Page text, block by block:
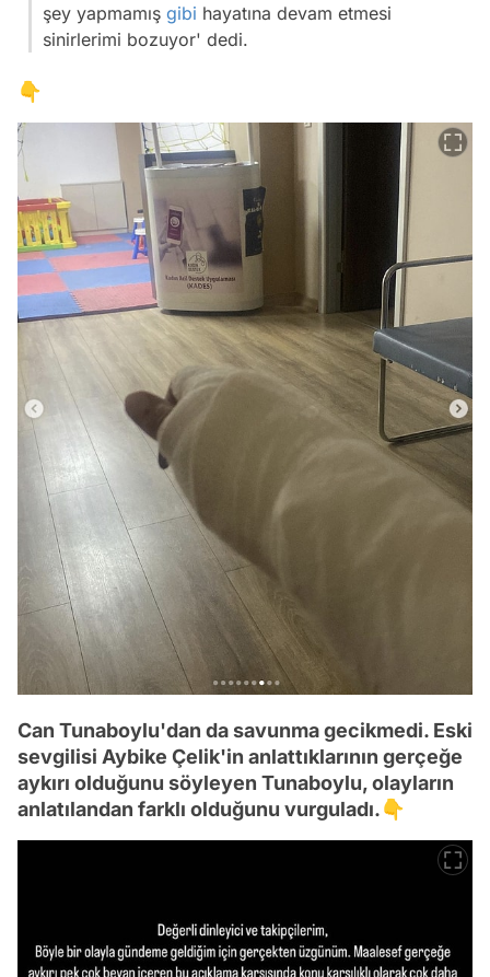
şey yapmamış gibi hayatına devam etmesi
sinirlerimi bozuyor' dedi.
👇
Can Tunaboylu'dan da savunma gecikmedi. Eski
sevgilisi Aybike Çelik'in anlattıklarının gerçeğe
aykırı olduğunu söyleyen Tunaboylu, olayların
anlatılandan farklı olduğunu vurguladı.👇